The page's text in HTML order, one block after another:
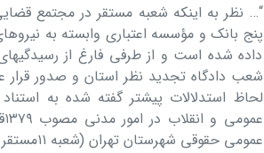
“… نظر به اینکه شعبه مستقر در مجتمع
پنج بانک و مؤسسه اعتباری وابسته به
داده شده است و از طرفی فارغ از
شعب دادگاه تجدید نظر استان و صدور قرار
عمومی حقوقی شھرستان تھران (شعبه ١١مستقر در مجتمع قضایی شھید بھشتی) صادر و اعلام مینماید.”